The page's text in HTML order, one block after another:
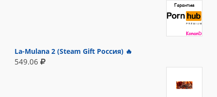
La-Mulana 2 (Steam Gift Россия) 🔥
549.06